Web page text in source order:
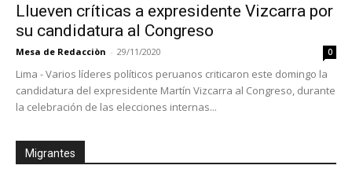
Llueven críticas a expresidente Vizcarra por
su candidatura al Congreso
Mesa de Redacciòn - 29/11/2020 0
Lima - Varios líderes políticos peruanos criticaron este domingo la
candidatura del expresidente Martín Vizcarra al Congreso, durante
la celebración de las elecciones internas...
Migrantes